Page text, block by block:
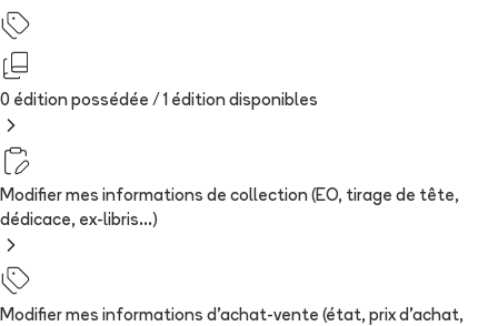
0 édition possédée / 1 édition disponibles
Modifier mes informations de collection (EO, tirage de tête,
dédicace, ex-libris...)
Modifier mes informations d'achat-vente (état, prix d'achat,